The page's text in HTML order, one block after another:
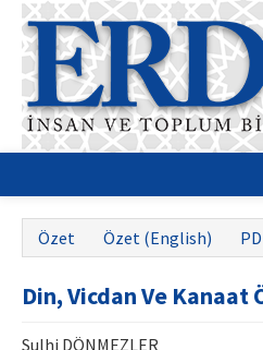
Hakkımızda
Dergi Kurulları
Rehberler
Özet Özet (English)
Din, Vicdan Ve Kanaat
Sulhi DÖNMEZLER